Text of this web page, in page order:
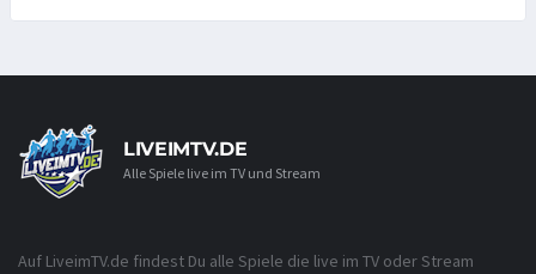
LIVEIMTV.DE
Alle Spiele live im TV und Stream
Auf LiveimTV.de findest Du alle Spiele die live im TV oder Stream